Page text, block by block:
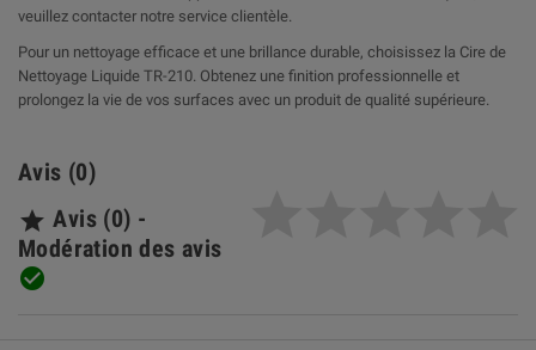
veuillez contacter notre service clientèle.
Pour un nettoyage efficace et une brillance durable, choisissez la Cire de
Nettoyage Liquide TR-210. Obtenez une finition professionnelle et
prolongez la vie de vos surfaces avec un produit de qualité supérieure.
Avis (0)
 Avis (0) -
Modération des avis
